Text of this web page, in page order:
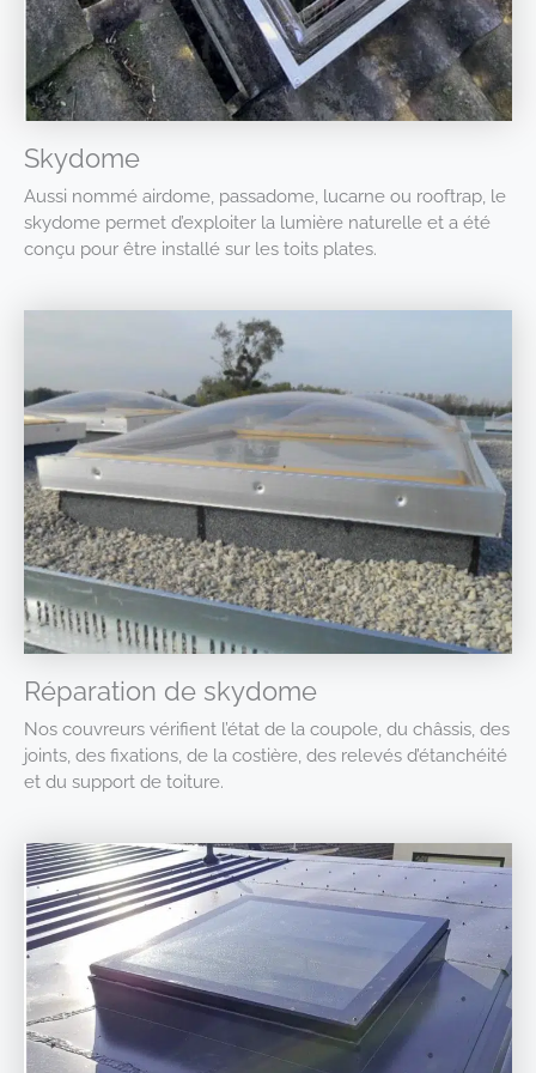
Skydome
Aussi nommé airdome, passadome, lucarne ou rooftrap, le
skydome permet d’exploiter la lumière naturelle et a été
conçu pour être installé sur les toits plates.
Réparation de skydome
Nos couvreurs vérifient l’état de la coupole, du châssis, des
joints, des fixations, de la costière, des relevés d’étanchéité
et du support de toiture.